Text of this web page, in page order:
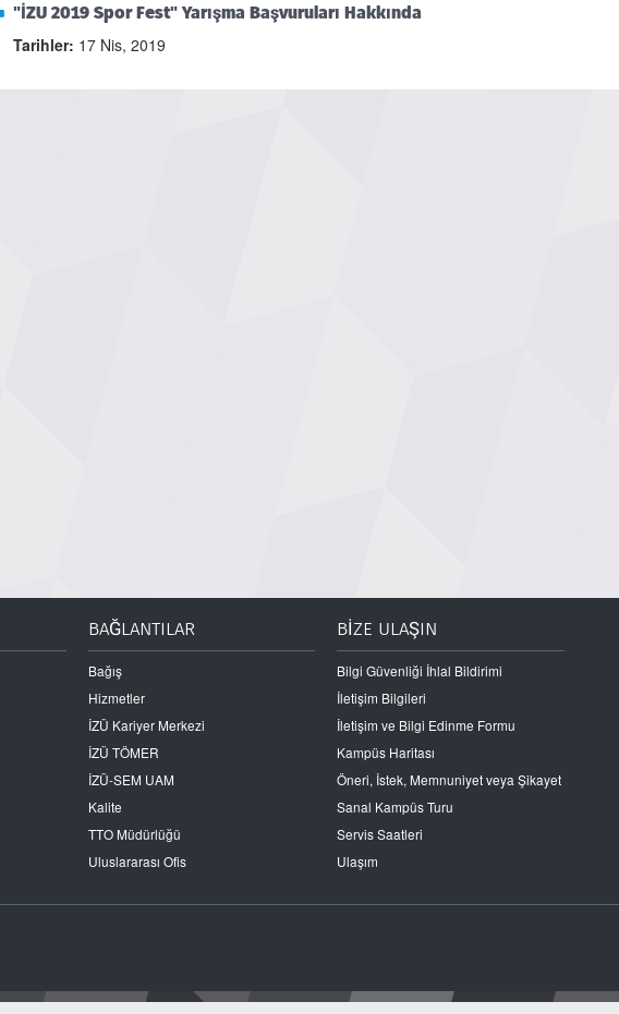
"İZU 2019 Spor Fest" Yarışma Başvuruları Hakkında
Tarihler: 17 Nis, 2019
BAĞLANTILAR
Bağış
Hizmetler
İZÜ Kariyer Merkezi
İZÜ TÖMER
İZÜ-SEM UAM
Kalite
TTO Müdürlüğü
Uluslararası Ofis
BİZE ULAŞIN
Bilgi Güvenliği İhlal Bildirimi
İletişim Bilgileri
İletişim ve Bilgi Edinme Formu
Kampüs Haritası
Öneri, İstek, Memnuniyet veya Şikayet
Sanal Kampüs Turu
Servis Saatleri
Ulaşım